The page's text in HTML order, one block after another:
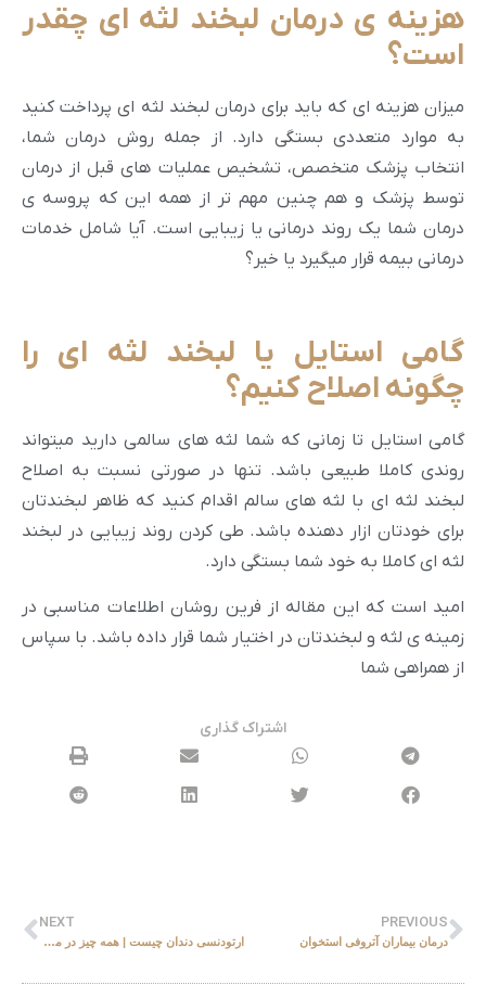
هزینه ی درمان لبخند لثه ای چقدر
است؟
میزان هزینه ای که باید برای درمان لبخند لثه ای پرداخت کنید
به موارد متعددی بستگی دارد. از جمله روش درمان شما،
انتخاب پزشک متخصص، تشخیص عملیات های قبل از درمان
توسط پزشک و هم چنین مهم تر از همه این که پروسه ی
درمان شما یک روند درمانی یا زیبایی است. آیا شامل خدمات
درمانی بیمه قرار میگیرد یا خیر؟
گامی استایل یا لبخند لثه ای را
چگونه اصلاح کنیم؟
گامی استایل تا زمانی که شما لثه های سالمی دارید میتواند
روندی کاملا طبیعی باشد. تنها در صورتی نسبت به اصلاح
لبخند لثه ای با لثه های سالم اقدام کنید که ظاهر لبخندتان
برای خودتان ازار دهنده باشد. طی کردن روند زیبایی در لبخند
لثه ای کاملا به خود شما بستگی دارد.
امید است که این مقاله از فرین روشان اطلاعات مناسبی در
زمینه ی لثه و لبخندتان در اختیار شما قرار داده باشد. با سپاس
از همراهی شما
اشتراک گذاری
PREVIOUS
درمان بیماران آتروفی‌ استخوان
NEXT
ارتودنسی دندان چیست | همه چیز در مورد ارتودنسی (انواع، مزایا، معایب)